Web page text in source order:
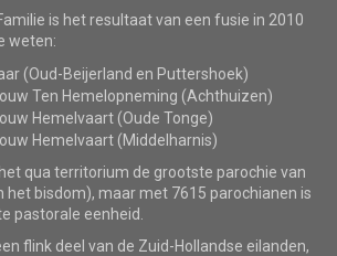
is het resultaat van een fusie in 2010
weten:
(Oud-Beijerland en Puttershoek)
Ten Hemelopneming (Achthuizen)
Hemelvaart (Oude Tonge)
Hemelvaart (Middelharnis)
qua territorium de grootste parochie van
het bisdom), maar met 7615 parochianen is
pastorale eenheid.
flink deel van de Zuid-Hollandse eilanden,